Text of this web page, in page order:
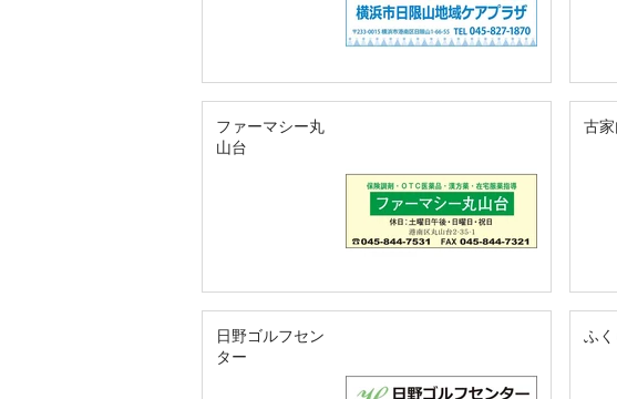
ファーマシー丸
山台
古
日野ゴルフセン
ター
ふく